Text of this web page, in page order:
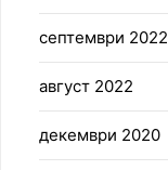
септември 2022
август 2022
декември 2020